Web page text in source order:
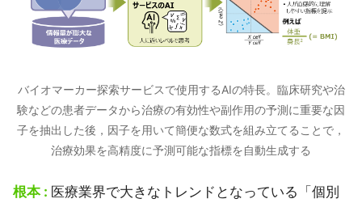
バイオマーカー探索サービスで使用するAIの特長。臨床研究や治
験などの患者データから治療の有効性や副作用の予測に重要な因
子を抽出した後，因子を用いて簡便な数式を組み立てることで，
治療効果を高精度に予測可能な指標を自動生成する
根本 : 医療業界で大きなトレンドとなっている「個別